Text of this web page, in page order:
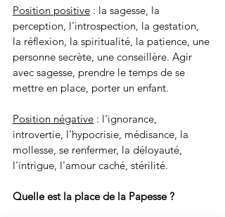
Position positive : la sagesse, la
perception, l'introspection, la gestation,
la réflexion, la spiritualité, la patience, une
personne secrète, une conseillère. Agir
avec sagesse, prendre le temps de se
mettre en place, porter un enfant.
Position négative : l'ignorance,
introvertie, l'hypocrisie, médisance, la
mollesse, se renfermer, la déloyauté,
l'intrigue, l'amour caché, stérilité.
Quelle est la place de la Papesse ?